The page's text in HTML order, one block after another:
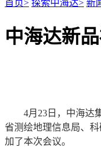
首页> 探索中海达> 新
中海达新
4月23日，中海达集
省测绘地理信息局、
加了本次会议。